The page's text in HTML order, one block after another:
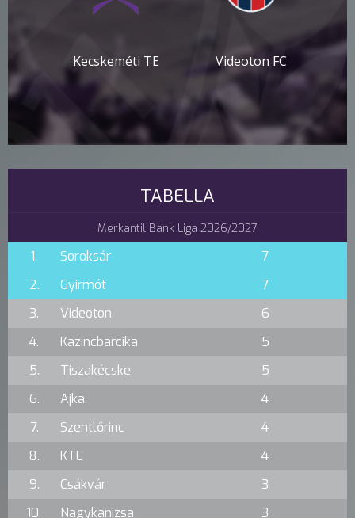
Kecskeméti TE Videoton FC
TABELLA
Merkantil Bank Liga 2026/2027
1. Soroksár
7
2.
Gyirmót
7
3.
Videoton
6
4.
Kazincbarcika
5
5.
Tiszakécske
5
6.
Ajka
4
7.
Szentlőrinc
4
8.
KTE
4
9.
Csákvár
3
10.
Nagykanizsa 3